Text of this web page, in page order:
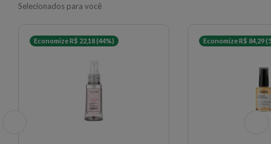
Selecionados para você
Economize R$ 22,18 (44%) Economize R$ 84,29